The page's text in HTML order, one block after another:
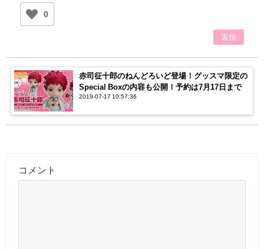
0
返信
赤司征十郎のねんどろいど登場！グッスマ限定の
Special Boxの内容も公開！予約は7月17日まで
2019-07-17 10:57:36
コメント